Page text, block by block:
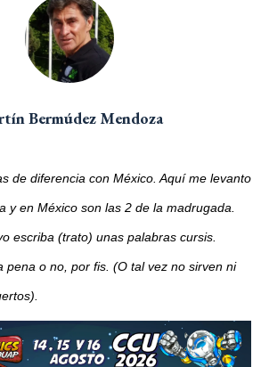
Bermúdez Mendoza
de diferencia con México. Aquí me levanto
y en México son las 2 de la madrugada.
escriba (trato) unas palabras cursis.
pena o no, por fis. (O tal vez no sirven ni